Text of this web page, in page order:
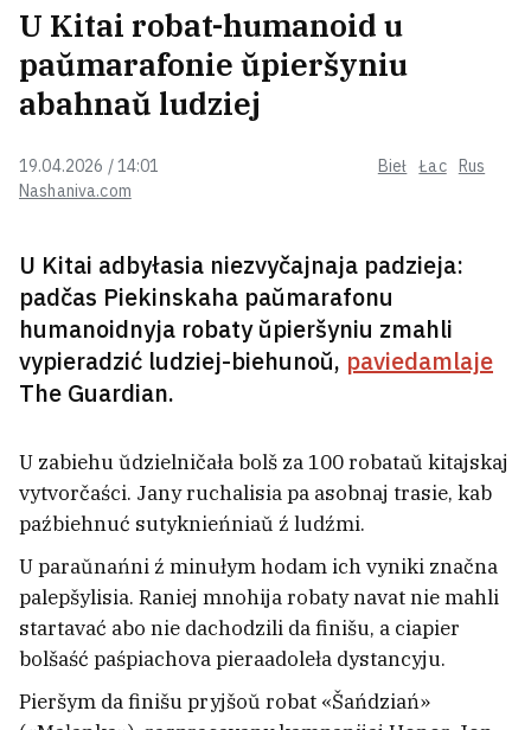
Nashaniva.com
19.04.2026 / 14:01 Bieł Łac Rus
U Kitai robat-humanoid u
paŭmarafonie ŭpieršyniu
abahnaŭ ludziej
U Kitai adbyłasia niezvyčajnaja padzieja:
padčas Piekinskaha paŭmarafonu
humanoidnyja robaty ŭpieršyniu zmahli
vypieradzić ludziej-biehunoŭ, paviedamlaje
The Guardian.
U zabiehu ŭdzielničała bolš za 100 robataŭ kitajskaj
vytvorčaści. Jany ruchalisia pa asobnaj trasie, kab
paźbiehnuć sutyknieńniaŭ ź ludźmi.
U paraŭnańni ź minułym hodam ich vyniki značna
palepšylisia. Raniej mnohija robaty navat nie mahli
startavać abo nie dachodzili da finišu, a ciapier
bolšaść paśpiachova pieraadoleła dystancyju.
Pieršym da finišu pryjšoŭ robat «Šańdziań»
modnuju kalekcyju: dzie kupić i što
pa cenach?
BATE abvierh čutki pra prodaž
siastra ź Biełarusi raskazali, kolki
zarablajuć u porcie polskaj Hdyni
Va Ukrainie apublikavali śviežy
palityčny rejtynh. Zialenski nie na
MZS Rasii: Treba być hatovymi da
praciahłych bajavych dziejańniaŭ